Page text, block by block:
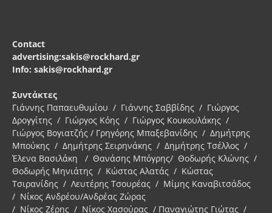
Contact
advertising:sakis@rockhard.gr
Info: sakis@rockhard.gr
Συντάκτες
Γιάννης Παπαευθυμίου / Γιάννης Σαββίδης / Γιώργος
Δρογγίτης / Γιώργος Κόης / Γιώργος Κουκουλάκης /
Γιώργος Βογιατζής / Γρηγόρης Μπαξεβανίδης / Δημήτρης
Μπούκης / Δημήτρης Σειρηνάκης / Δημήτρης Τσέλλος /
Έλενα Βασιλάκη / Θανάσης Μπόγρης/ Θοδωρής Κλώνης /
Θοδωρής Μηνιάτης / Κώστας Αλατάς / Κώστας
Τσιρανίδης / Λευτέρης Τσουρέας / Μίμης Καναβιτσάδος
/ Νίκος Ανδρέου/Ανδρέας Ζώρας
/ Νίκος Ζέρης / Νίκος Χασούρας / Παναγιώτης Γιώτας /